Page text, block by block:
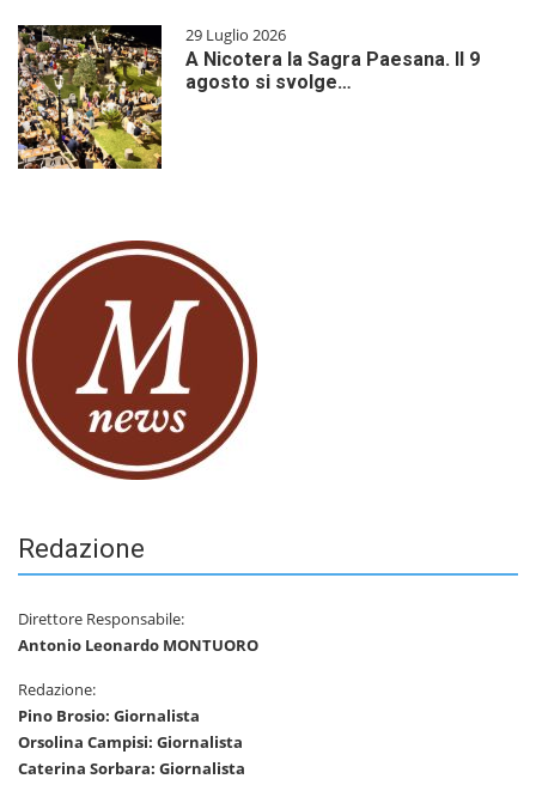
29 Luglio 2026
A Nicotera la Sagra Paesana. Il 9
agosto si svolge…
Redazione
Direttore Responsabile:
Antonio Leonardo MONTUORO
Redazione:
Pino Brosio: Giornalista
Orsolina Campisi: Giornalista
Caterina Sorbara: Giornalista